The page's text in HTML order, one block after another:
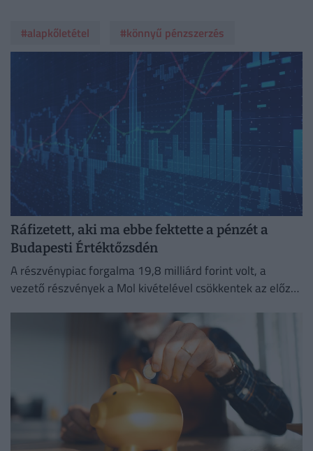
#alapkőletétel #könnyű pénzszerzés
Ráfizetett, aki ma ebbe fektette a pénzét a
Budapesti Értéktőzsdén
A részvénypiac forgalma 19,8 milliárd forint volt, a
vezető részvények a Mol kivételével csökkentek az előző